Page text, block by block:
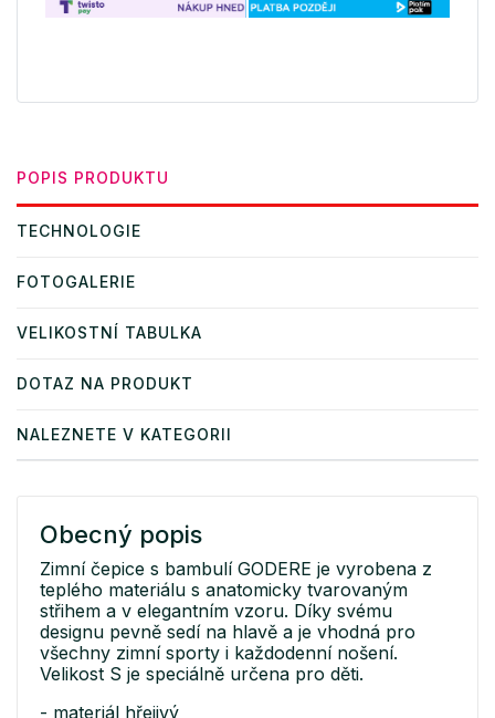
POPIS PRODUKTU
TECHNOLOGIE
FOTOGALERIE
VELIKOSTNÍ TABULKA
DOTAZ NA PRODUKT
NALEZNETE V KATEGORII
Obecný popis
Zimní čepice s bambulí GODERE je vyrobena z
teplého materiálu s anatomicky tvarovaným
střihem a v elegantním vzoru. Díky svému
designu pevně sedí na hlavě a je vhodná pro
všechny zimní sporty i každodenní nošení.
Velikost S je speciálně určena pro děti.
- materiál hřejivý